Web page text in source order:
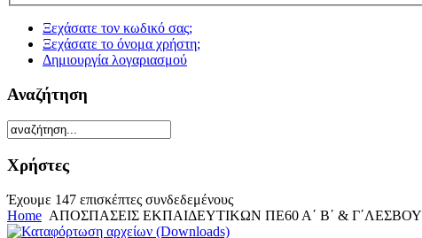
Ξεχάσατε τον κωδικό σας;
Ξεχάσατε το όνομα χρήστη;
Δημιουργία λογαριασμού
Αναζήτηση
Χρήστες
Έχουμε 147 επισκέπτες συνδεδεμένους
Home ΑΠΟΣΠΑΣΕΙΣ ΕΚΠΑΙΔΕΥΤΙΚΩΝ ΠΕ60 Α΄ Β΄ & Γ΄ΛΕΣΒΟΥ